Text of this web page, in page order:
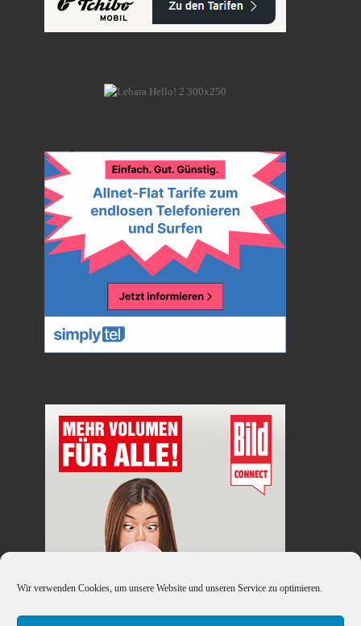
Wir verwenden Cookies, um unsere Website und unseren Service zu optimieren.